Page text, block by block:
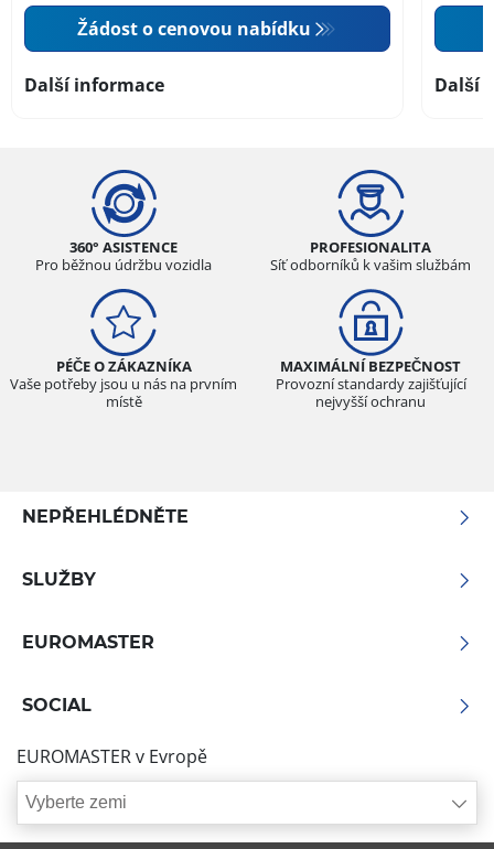
Žádost o cenovou nabídku
Další informace Další
360° ASISTENCE
Pro běžnou údržbu vozidla
PROFESIONALITA
Síť odborníků k vašim službám
PÉČE O ZÁKAZNÍKA
Vaše potřeby jsou u nás na prvním
místě
MAXIMÁLNÍ BEZPEČNOST
Provozní standardy zajišťující
nejvyšší ochranu
NEPŘEHLÉDNĚTE
SLUŽBY
EUROMASTER
SOCIAL
EUROMASTER v Evropě
Vyberte zemi